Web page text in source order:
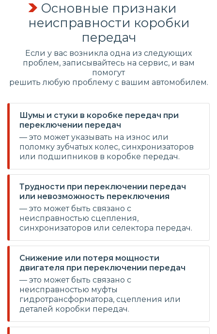
Основные признаки
неисправности коробки
передач
Если у вас возникла одна из следующих
проблем, записывайтесь на сервис, и вам
помогут
решить любую проблему с вашим автомобилем.
Шумы и стуки в коробке передач при
переключении передач
— это может указывать на износ или
поломку зубчатых колес, синхронизаторов
или подшипников в коробке передач.
Трудности при переключении передач
или невозможность переключения
— это может быть связано с
неисправностью сцепления,
синхронизаторов или селектора передач.
Снижение или потеря мощности
двигателя при переключении передач
— это может быть связано с
неисправностью муфты
гидротрансформатора, сцепления или
деталей коробки передач.